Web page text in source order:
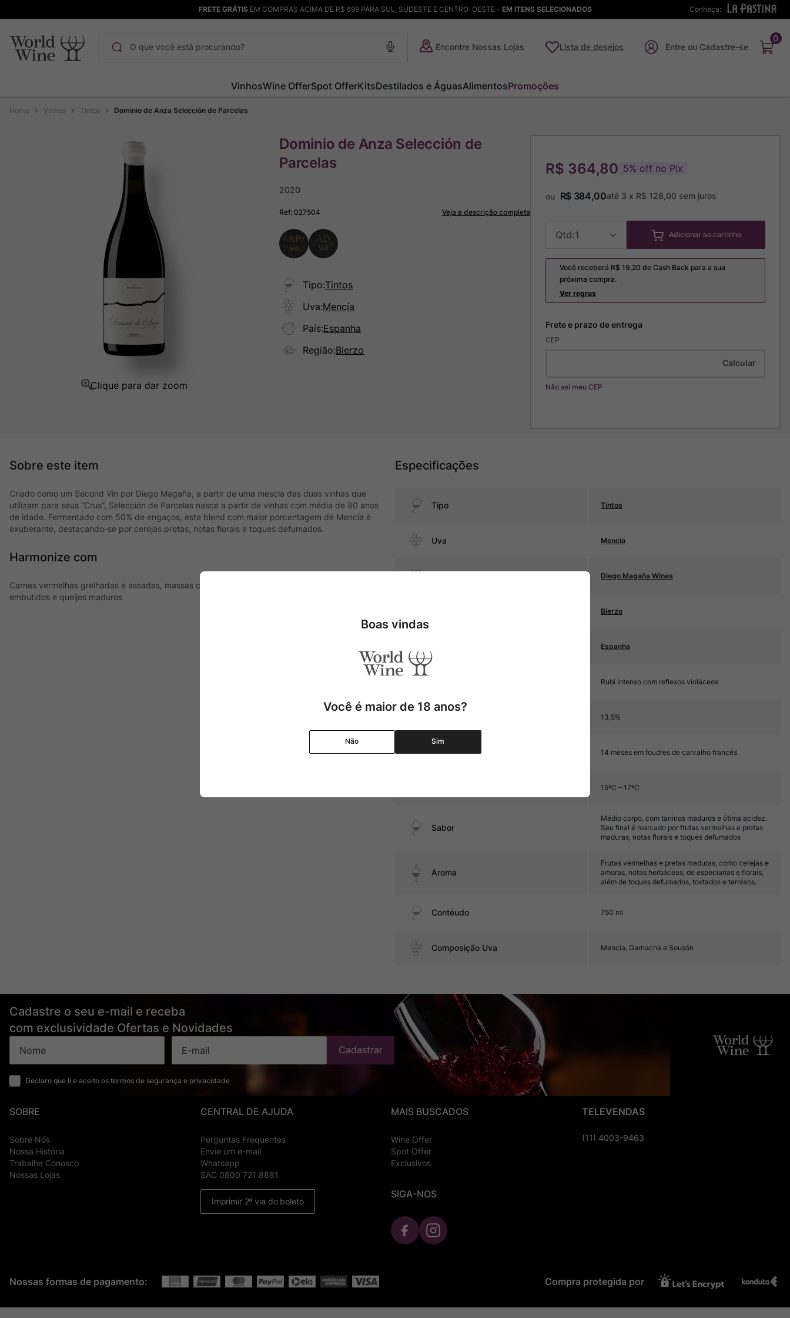
Conheça:
FRETE GRÁTISEM COMPRAS ACIMA DE R$ 699 PARA SUL, SUDESTE E CENTRO-OESTE - EM ITENS SELECIONADOS
Encontre Nossas Lojas Lista de desejos
0
VinhosWine OfferSpot OfferKitsDestilados e ÁguasAlimentosPromoções
Vinhos Tintos Dominio de Anza Selección de Parcelas
Dominio de Anza Selección de
Parcelas
2020
Ref:027504 Veja a descrição completa
Tipo:Tintos
Uva:Mencía
País:Espanha
Região:Bierzo
R$ 364,80 5% off no Pix
ou R$ 384,00até 3 x R$ 128,00 sem juros
1 Adicionar ao carrinho
Você receberá R$ 19,20 de Cash Back para a sua
próxima compra.
Ver regras
CEP
Não sei meu CEP
Criado como um Second Vin por Diego Magaña, a partir de uma mescla das duas vinhas que
utilizam para seus “Crus”, Selección de Parcelas nasce a partir de vinhas com média de 80 anos
de idade. Fermentado com 50% de engaços, este blend com maior porcentagem de Mencía é
exuberante, destacando-se por cerejas pretas, notas florais e toques defumados.
Harmonize com
Carnes vermelhas grelhadas e assadas, massas com molho de tomate, cogumelos, carnes suínas,
embutidos e queijos maduros
Especificações
Tipo Tintos
Uva Mencía
Diego Magaña Wines
Bierzo
Espanha
Rubi intenso com reflexos violáceos
13,5%
Amadurecimento 14 meses em foudres de carvalho francês
15ºC – 17ºC
Sabor
Médio corpo, com taninos maduros e ótima acidez.
Seu final é marcado por frutas vermelhas e pretas
maduras, notas florais e toques defumados
Aroma
Frutas vermelhas e pretas maduras, como cerejas e
amoras, notas herbáceas, de especiarias e florais,
além de toques defumados, tostados e terrosos.
Contéudo 750 ml
Composição Uva Mencía, Garnacha e Sousón
Cadastre o seu e-mail e receba
com exclusividade Ofertas e Novidades
Declaro que li e aceito os termos de segurança e privacidade
Cadastrar
SOBRE
Sobre Nós
Nossa História
Trabalhe Conosco
Nossas Lojas
CENTRAL DE AJUDA
Perguntas Frequentes
Envie um e-mail
Whatsapp
SAC 0800 721 8881
Imprimir 2ª via do boleto
MAIS BUSCADOS
Wine Offer
Spot Offer
Exclusivos
SIGA-NOS
TELEVENDAS
(11) 4003-9463
Nossas formas de pagamento: Compra protegida por
1º Maçanita
Champagne
Ver Sacrum
Boas vindas
Você é maior de 18 anos?
Não Sim